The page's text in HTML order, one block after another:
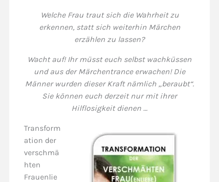
Welche Frau traut sich die Wahrheit zu
erkennen, statt sich weiterhin Märchen
erzählen zu lassen?
Wacht auf! Ihr müsst euch selbst wachküssen
und aus der Märchentrance erwachen! Die
Männer wurden dieser Kraft nämlich „beraubt“.
Sie können euch derzeit nur mit ihrer
Hilflosigkeit dienen …
Transform
ation der
verschmä
hten
Frauenlie